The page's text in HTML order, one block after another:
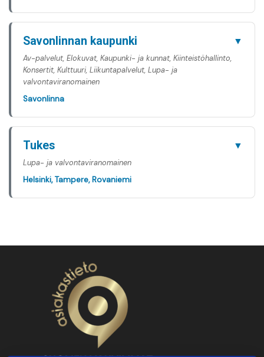
Savonlinnan kaupunki ▼
Av-palvelut, Elokuvat, Kaupunki- ja kunnat, Kiinteistöhallinto,
Konsertit, Kulttuuri, Liikuntapalvelut, Lupa- ja
valvontaviranomainen
Savonlinna
Tukes ▼
Lupa- ja valvontaviranomainen
Helsinki, Tampere, Rovaniemi